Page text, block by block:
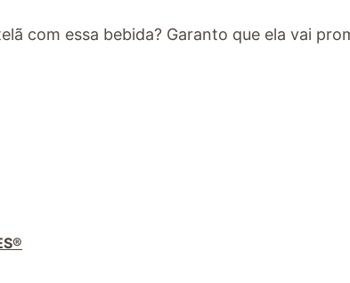
com essa bebida? Garanto que ela vai
®